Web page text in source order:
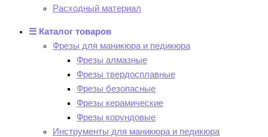
Расходный материал
☰ Каталог товаров
Фрезы для маникюра и педикюра
Фрезы алмазные
Фрезы твердосплавные
Фрезы безопасные
Фрезы керамические
Фрезы корундовые
Инструменты для маникюра и педикюра